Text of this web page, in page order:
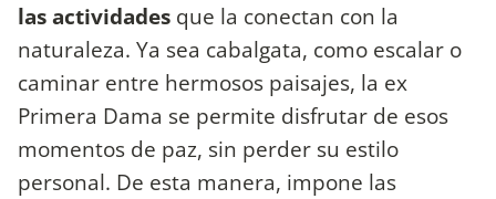
las actividades que la conectan con la
naturaleza. Ya sea cabalgata, como escalar o
caminar entre hermosos paisajes, la ex
Primera Dama se permite disfrutar de esos
momentos de paz, sin perder su estilo
personal. De esta manera, impone las